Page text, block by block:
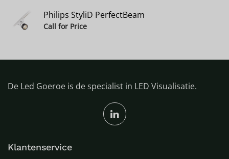
Philips StyliD PerfectBeam
Call for Price
De Led Goeroe is de specialist in LED Visualisatie.
Klantenservice